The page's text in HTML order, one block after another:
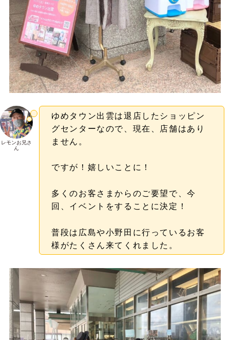
レモンお兄さ
ん
ゆめタウン出雲は退店したショッピン
グセンターなので、現在、店舗はあり
ません。
ですが！嬉しいことに！
多くのお客さまからのご要望で、今
回、イベントをすることに決定！
普段は広島や小野田に行っているお客
様がたくさん来てくれました。